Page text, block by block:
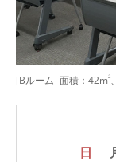
[Bルーム] 面積：42m2
日